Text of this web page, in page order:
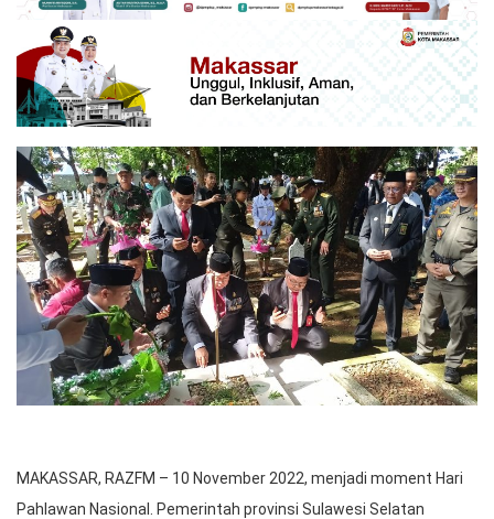
MAKASSAR, RAZFM – 10 November 2022, menjadi moment Hari
Pahlawan Nasional. Pemerintah provinsi Sulawesi Selatan